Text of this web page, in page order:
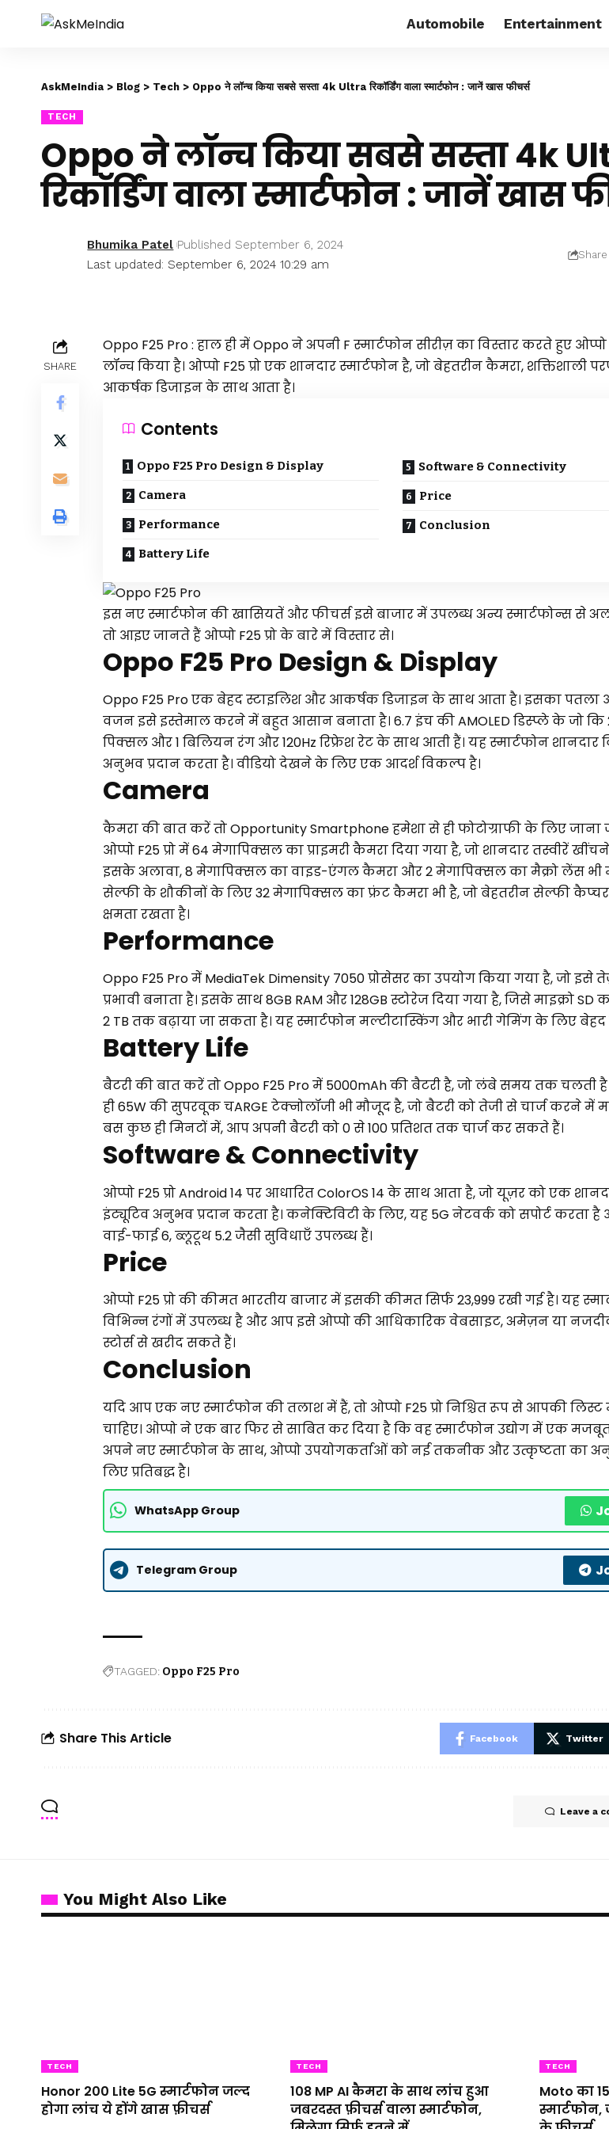
Automobile Entertainment
AskMeIndia > Blog > Tech > Oppo ने लॉन्च किया सबसे सस्ता 4k Ultra रिकॉर्डिंग वाला स्मार्टफोन : जानें खास फीचर्स
TECH
Oppo ने लॉन्च किया सबसे सस्ता 4k
रिकॉर्डिंग वाला स्मार्टफोन : जानें खास
Last updated: September 6, 2024 10:29 am
Bhumika Patel Published September 6, 2024
Share
SHARE
Oppo F25 Pro : हाल ही में Oppo ने अपनी F स्मार्टफोन सीरीज़ का विस्तार करते हुए ओप्पो
लॉन्च किया है। ओप्पो F25 प्रो एक शानदार स्मार्टफोन है, जो बेहतरीन कैमरा, शक्तिशाली
आकर्षक डिजाइन के साथ आता है।
Contents
Oppo F25 Pro Design & Display
Camera
Performance
Battery Life
Software & Connectivity
Price
Conclusion
इस नए स्मार्टफोन की खासियतें और फीचर्स इसे बाजार में उपलब्ध अन्य स्मार्टफोन्स से
तो आइए जानते हैं ओप्पो F25 प्रो के बारे में विस्तार से।
Oppo F25 Pro Design & Display
Oppo F25 Pro एक बेहद स्टाइलिश और आकर्षक डिजाइन के साथ आता है। इसका पतला
वजन इसे इस्तेमाल करने में बहुत आसान बनाता है। 6.7 इंच की AMOLED डिस्प्ले के जो कि
पिक्सल और 1 बिलियन रंग और 120Hz रिफ्रेश रेट के साथ आती हैं। यह स्मार्टफोन शानदार
अनुभव प्रदान करता है। वीडियो देखने के लिए एक आदर्श विकल्प है।
Camera
कैमरा की बात करें तो Opportunity Smartphone हमेशा से ही फोटोग्राफी के लिए जाना
ओप्पो F25 प्रो में 64 मेगापिक्सल का प्राइमरी कैमरा दिया गया है, जो शानदार तस्वीरें
इसके अलावा, 8 मेगापिक्सल का वाइड-एंगल कैमरा और 2 मेगापिक्सल का मैक्रो लेंस भी
सेल्फी के शौकीनों के लिए 32 मेगापिक्सल का फ्रंट कैमरा भी है, जो बेहतरीन सेल्फी
क्षमता रखता है।
Performance
Oppo F25 Pro में MediaTek Dimensity 7050 प्रोसेसर का उपयोग किया गया है, जो इसे
प्रभावी बनाता है। इसके साथ 8GB RAM और 128GB स्टोरेज दिया गया है, जिसे माइक्रो SD
2 TB तक बढ़ाया जा सकता है। यह स्मार्टफोन मल्टीटास्किंग और भारी गेमिंग के लिए बेहद
Battery Life
बैटरी की बात करें तो Oppo F25 Pro में 5000mAh की बैटरी है, जो लंबे समय तक चलती
ही 65W की सुपरवूक चARGE टेक्नोलॉजी भी मौजूद है, जो बैटरी को तेजी से चार्ज करने में
बस कुछ ही मिनटों में, आप अपनी बैटरी को 0 से 100 प्रतिशत तक चार्ज कर सकते हैं।
Software & Connectivity
ओप्पो F25 प्रो Android 14 पर आधारित ColorOS 14 के साथ आता है, जो यूज़र को एक
इंट्यूटिव अनुभव प्रदान करता है। कनेक्टिविटी के लिए, यह 5G नेटवर्क को सपोर्ट करता
वाई-फाई 6, ब्लूटूथ 5.2 जैसी सुविधाएँ उपलब्ध हैं।
Price
ओप्पो F25 प्रो की कीमत भारतीय बाजार में इसकी कीमत सिर्फ ₹23,999 रखी गई है। यह
विभिन्न रंगों में उपलब्ध है और आप इसे ओप्पो की आधिकारिक वेबसाइट, अमेज़न या
स्टोर्स से खरीद सकते हैं।
Conclusion
यदि आप एक नए स्मार्टफोन की तलाश में हैं, तो ओप्पो F25 प्रो निश्चित रूप से आपकी लिस्ट
चाहिए। ओप्पो ने एक बार फिर से साबित कर दिया है कि वह स्मार्टफोन उद्योग में एक मजबूत
अपने नए स्मार्टफोन के साथ, ओप्पो उपयोगकर्ताओं को नई तकनीक और उत्कृष्टता का
लिए प्रतिबद्ध है।
WhatsApp Group
Telegram Group
TAGGED: Oppo F25 Pro
Share This Article Facebook Twitter
Leave a
You Might Also Like
TECH
Honor 200 Lite 5G स्मार्टफोन जल्द
होगा लांच ये होंगे खास फ़ीचर्स
TECH
108 MP AI कैमरा के साथ लांच हुआ
जबरदस्त फ़ीचर्स वाला स्मार्टफोन,
TECH
Moto का